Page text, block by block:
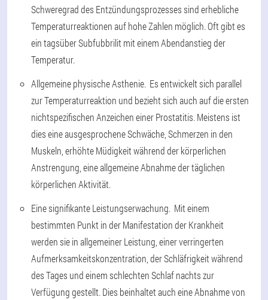
Schweregrad des Entzündungsprozesses sind erhebliche
Temperaturreaktionen auf hohe Zahlen möglich. Oft gibt es
ein tagsüber Subfubbrilit mit einem Abendanstieg der
Temperatur.
Allgemeine physische Asthenie. Es entwickelt sich parallel
zur Temperaturreaktion und bezieht sich auch auf die ersten
nichtspezifischen Anzeichen einer Prostatitis. Meistens ist
dies eine ausgesprochene Schwäche, Schmerzen in den
Muskeln, erhöhte Müdigkeit während der körperlichen
Anstrengung, eine allgemeine Abnahme der täglichen
körperlichen Aktivität.
Eine signifikante Leistungserwachung. Mit einem
bestimmten Punkt in der Manifestation der Krankheit
werden sie in allgemeiner Leistung, einer verringerten
Aufmerksamkeitskonzentration, der Schläfrigkeit während
des Tages und einem schlechten Schlaf nachts zur
Verfügung gestellt. Dies beinhaltet auch eine Abnahme von